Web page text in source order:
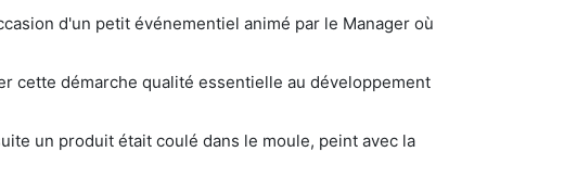
d'un petit événementiel animé par le Manager où
cette démarche qualité essentielle au développement
un produit était coulé dans le moule, peint avec la